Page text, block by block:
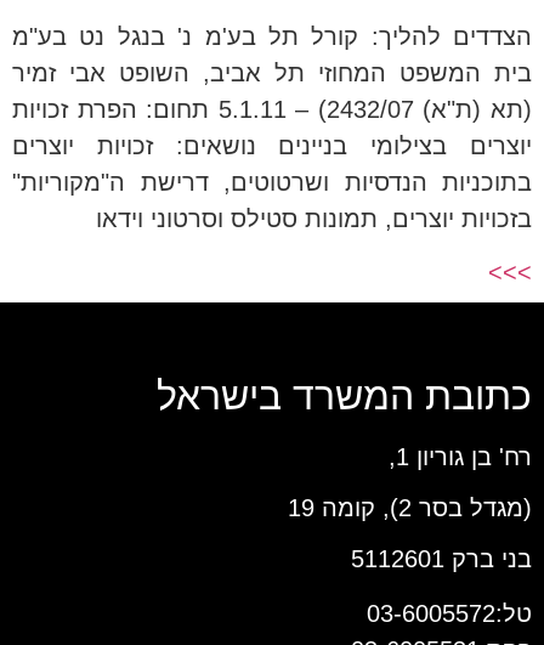
הצדדים להליך: קורל תל בע'מ נ' בנגל נט בע"מ
בית המשפט המחוזי תל אביב, השופט אבי זמיר
(תא (ת"א) 2432/07) – 5.1.11 תחום: הפרת זכויות
יוצרים בצילומי בניינים נושאים: זכויות יוצרים
בתוכניות הנדסיות ושרטוטים, דרישת ה"מקוריות"
בזכויות יוצרים, תמונות סטילס וסרטוני וידאו
>>>
כתובת המשרד בישראל
רח' בן גוריון 1,
(מגדל בסר 2), קומה 19
בני ברק 5112601
טל:03-6005572